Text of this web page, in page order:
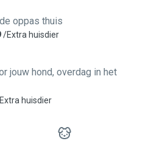
oppas thuis
/Extra huisdier
jouw hond, overdag in het
huisdier